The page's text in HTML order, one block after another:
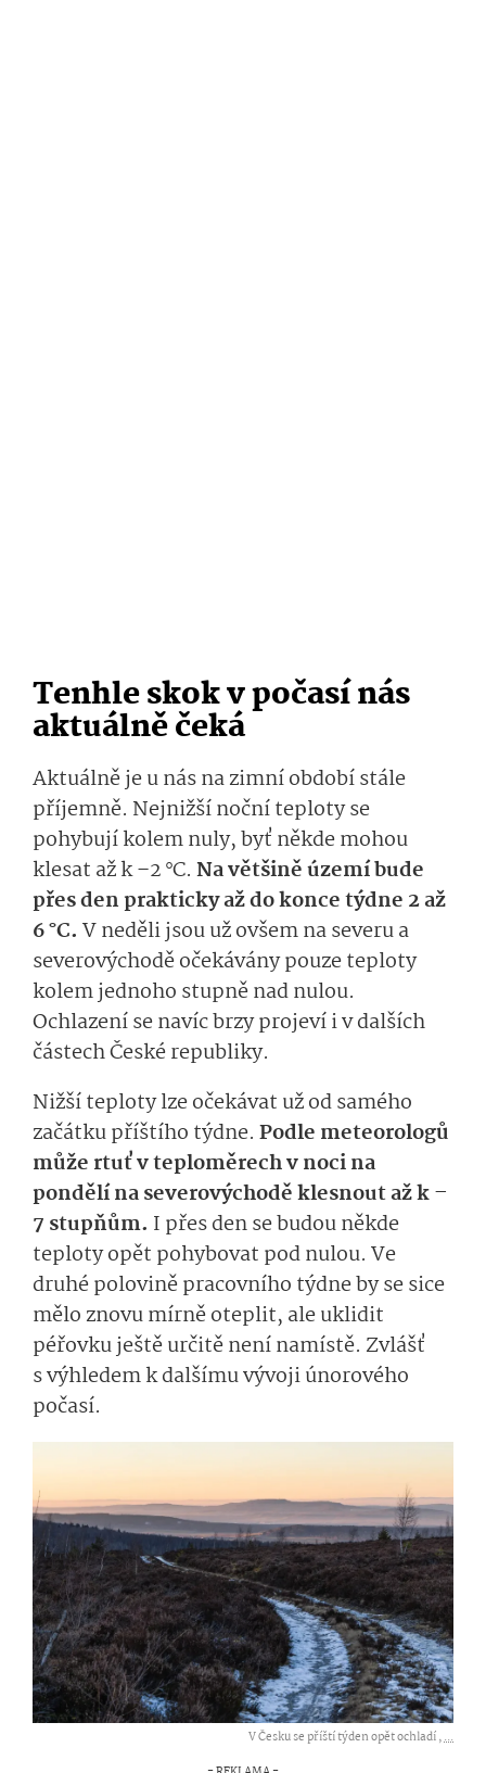
Tenhle skok v počasí nás
aktuálně čeká
Aktuálně je u nás na zimní období stále
příjemně. Nejnižší noční teploty se
pohybují kolem nuly, byť někde mohou
klesat až k –2 °C. Na většině území bude
přes den prakticky až do konce týdne 2 až
6 °C. V neděli jsou už ovšem na severu a
severovýchodě očekávány pouze teploty
kolem jednoho stupně nad nulou.
Ochlazení se navíc brzy projeví i v dalších
částech České republiky.
Nižší teploty lze očekávat už od samého
začátku příštího týdne. Podle meteorologů
může rtuť v teploměrech v noci na
pondělí na severovýchodě klesnout až k –
7 stupňům. I přes den se budou někde
teploty opět pohybovat pod nulou. Ve
druhé polovině pracovního týdne by se sice
mělo znovu mírně oteplit, ale uklidit
péřovku ještě určitě není namístě. Zvlášť
s výhledem k dalšímu vývoji únorového
počasí.
V Česku se příští týden opět ochladí ,...